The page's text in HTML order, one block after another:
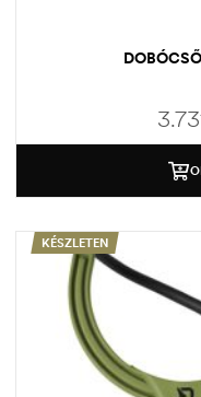
KÉSZLETEN